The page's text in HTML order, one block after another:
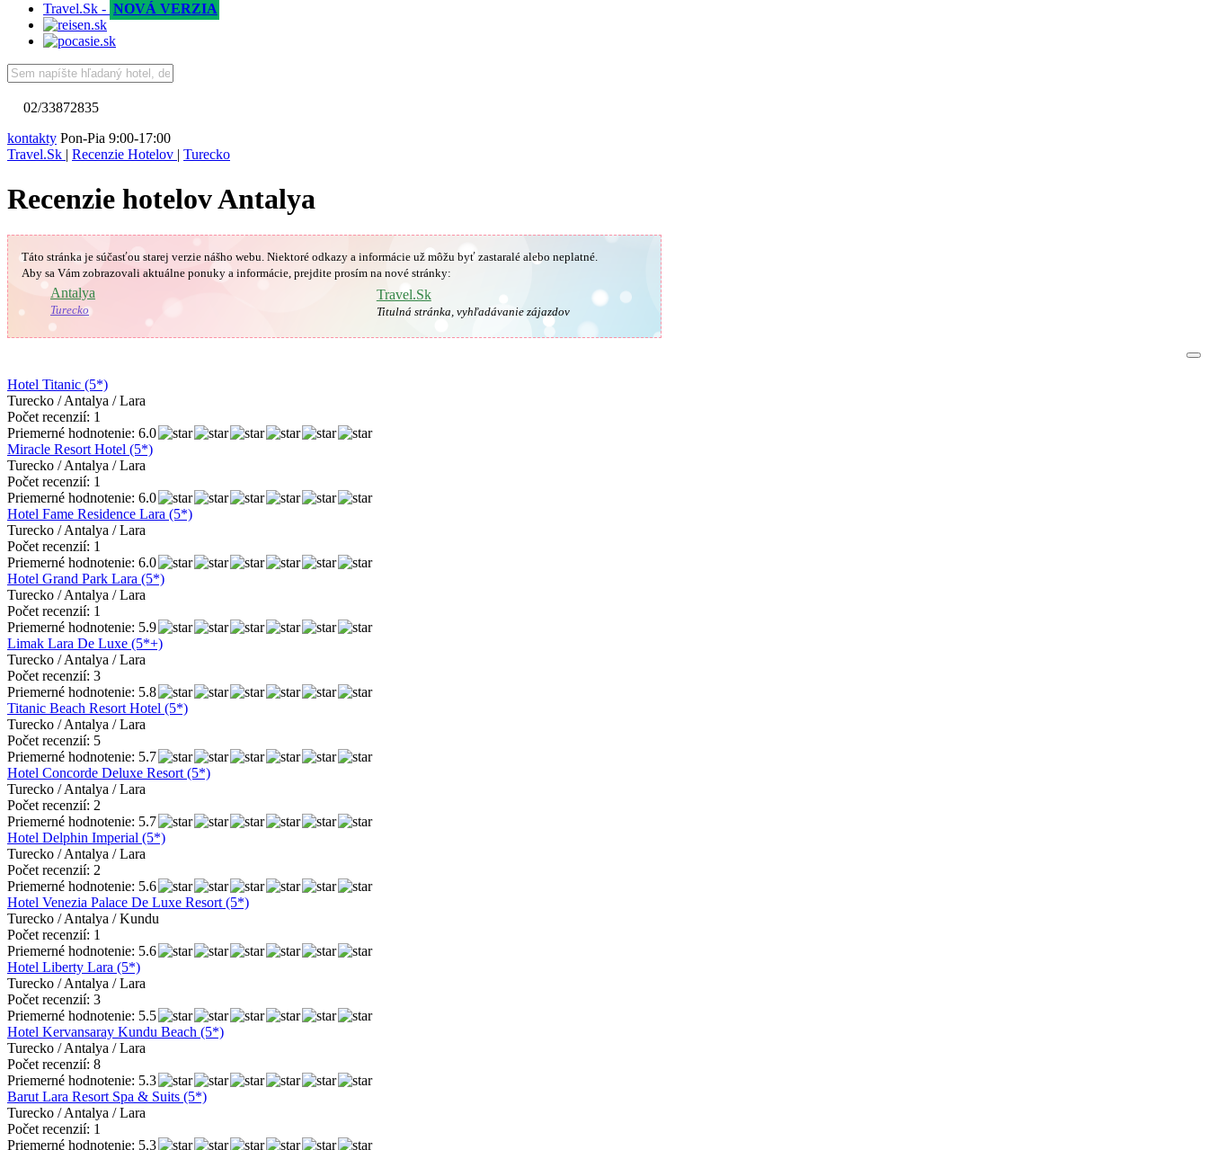
Travel.Sk - NOVÁ VERZIA
02/33872835
kontakty Pon-Pia 9:00-17:00
Travel.Sk | Recenzie Hotelov | Turecko
Recenzie hotelov Antalya
Táto stránka je súčasťou starej verzie nášho webu. Niektoré odkazy a informácie už môžu byť zastaralé alebo neplatné.
Aby sa Vám zobrazovali aktuálne ponuky a informácie, prejdite prosím na nové stránky:
🇹🇷 Antalya
Turecko
Travel.Sk
Titulná stránka, vyhľadávanie zájazdov
Hotel Titanic (5*)
Turecko / Antalya / Lara
Počet recenzií: 1
Priemerné hodnotenie: 6.0
Miracle Resort Hotel (5*)
Turecko / Antalya / Lara
Počet recenzií: 1
Priemerné hodnotenie: 6.0
Hotel Fame Residence Lara (5*)
Turecko / Antalya / Lara
Počet recenzií: 1
Priemerné hodnotenie: 6.0
Hotel Grand Park Lara (5*)
Turecko / Antalya / Lara
Počet recenzií: 1
Priemerné hodnotenie: 5.9
Limak Lara De Luxe (5*+)
Turecko / Antalya / Lara
Počet recenzií: 3
Priemerné hodnotenie: 5.8
Titanic Beach Resort Hotel (5*)
Turecko / Antalya / Lara
Počet recenzií: 5
Priemerné hodnotenie: 5.7
Hotel Concorde Deluxe Resort (5*)
Turecko / Antalya / Lara
Počet recenzií: 2
Priemerné hodnotenie: 5.7
Hotel Delphin Imperial (5*)
Turecko / Antalya / Lara
Počet recenzií: 2
Priemerné hodnotenie: 5.6
Hotel Venezia Palace De Luxe Resort (5*)
Turecko / Antalya / Kundu
Počet recenzií: 1
Priemerné hodnotenie: 5.6
Hotel Liberty Lara (5*)
Turecko / Antalya / Lara
Počet recenzií: 3
Priemerné hodnotenie: 5.5
Hotel Kervansaray Kundu Beach (5*)
Turecko / Antalya / Lara
Počet recenzií: 8
Priemerné hodnotenie: 5.3
Barut Lara Resort Spa & Suits (5*)
Turecko / Antalya / Lara
Počet recenzií: 1
Priemerné hodnotenie: 5.3